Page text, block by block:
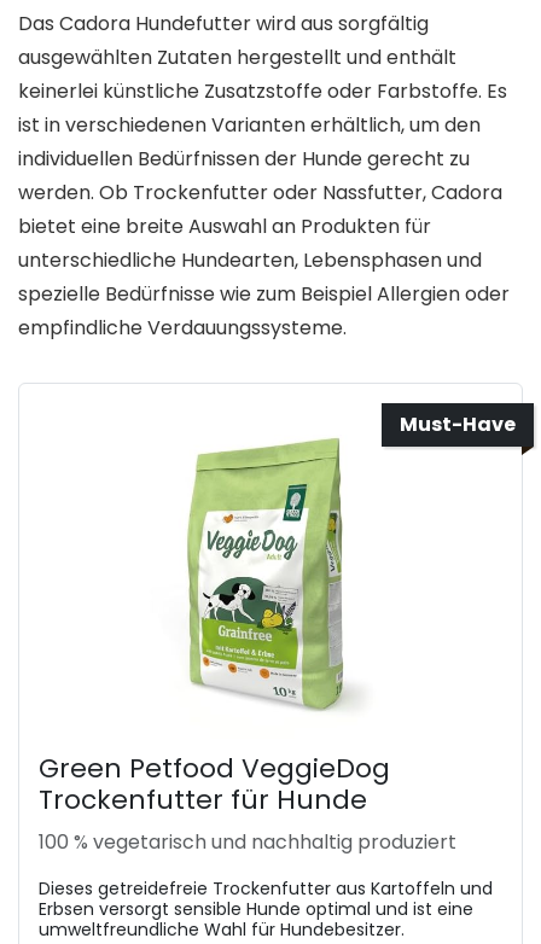
Das Cadora Hundefutter wird aus sorgfältig
ausgewählten Zutaten hergestellt und enthält
keinerlei künstliche Zusatzstoffe oder Farbstoffe. Es
ist in verschiedenen Varianten erhältlich, um den
individuellen Bedürfnissen der Hunde gerecht zu
werden. Ob Trockenfutter oder Nassfutter, Cadora
bietet eine breite Auswahl an Produkten für
unterschiedliche Hundearten, Lebensphasen und
spezielle Bedürfnisse wie zum Beispiel Allergien oder
empfindliche Verdauungssysteme.
Must-Have
Green Petfood VeggieDog
Trockenfutter für Hunde
100 % vegetarisch und nachhaltig produziert
Dieses getreidefreie Trockenfutter aus Kartoffeln und
Erbsen versorgt sensible Hunde optimal und ist eine
umweltfreundliche Wahl für Hundebesitzer.